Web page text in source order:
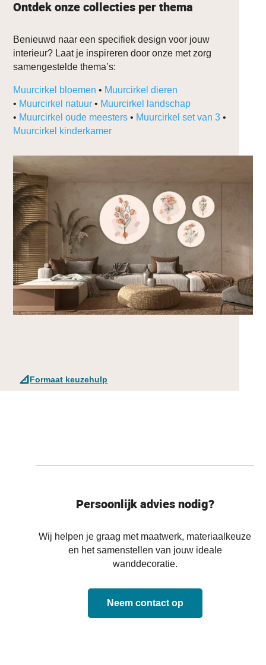
Ontdek onze collecties per thema
Benieuwd naar een specifiek design voor jouw
interieur? Laat je inspireren door onze met zorg
samengestelde thema’s:
Muurcirkel bloemen • Muurcirkel dieren
• Muurcirkel natuur • Muurcirkel landschap
• Muurcirkel oude meesters • Muurcirkel set van 3 •
Muurcirkel kinderkamer
Formaat keuzehulp
Persoonlijk advies nodig?
Wij helpen je graag met maatwerk, materiaalkeuze
en het samenstellen van jouw ideale
wanddecoratie.
Neem contact op